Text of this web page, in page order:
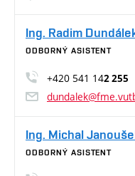
Ing. Radim
ODBORNÝ ASISTENT
+420 541 142 255
Ing. Michal
ODBORNÝ ASISTENT